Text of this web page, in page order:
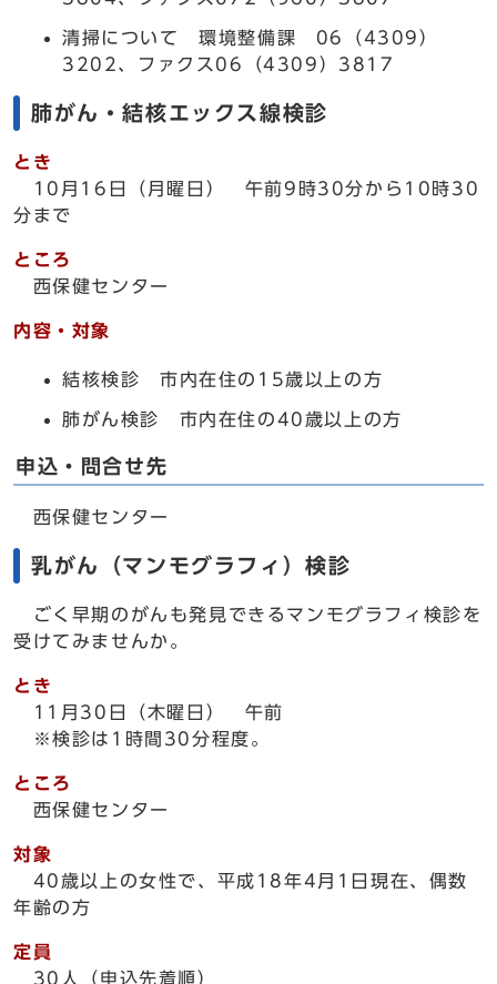
清掃について 環境整備課 06（4309）
3202、ファクス06（4309）3817
肺がん・結核エックス線検診
とき
10月16日（月曜日） 午前9時30分から10時30
分まで
ところ
西保健センター
内容・対象
結核検診 市内在住の15歳以上の方
肺がん検診 市内在住の40歳以上の方
申込・問合せ先
西保健センター
乳がん（マンモグラフィ）検診
ごく早期のがんも発見できるマンモグラフィ検診を
受けてみませんか。
とき
11月30日（木曜日） 午前
※検診は1時間30分程度。
ところ
西保健センター
対象
40歳以上の女性で、平成18年4月1日現在、偶数
年齢の方
定員
30人（申込先着順）